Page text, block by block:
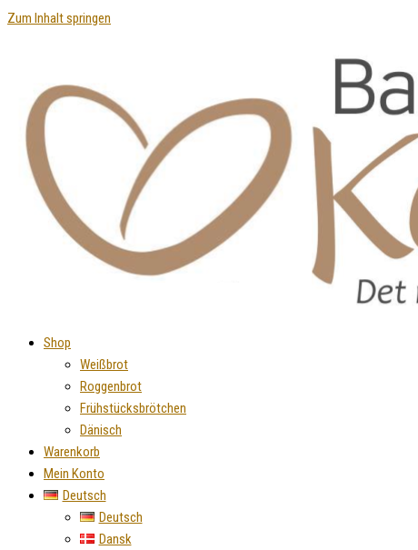
Zum Inhalt springen
Shop
Weißbrot
Roggenbrot
Frühstücksbrötchen
Dänisch
Warenkorb
Mein Konto
Deutsch
Deutsch
Dansk